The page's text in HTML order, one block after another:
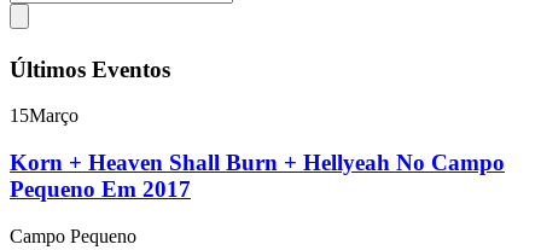
Últimos Eventos
15Março
Korn + Heaven Shall Burn + Hellyeah No Campo
Pequeno Em 2017
Campo Pequeno